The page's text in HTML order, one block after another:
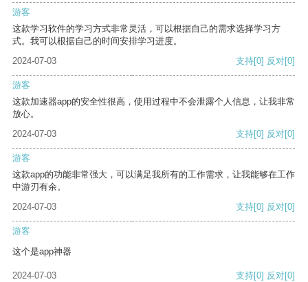
游客
这款学习软件的学习方式非常灵活，可以根据自己的需求选择学习方
式。我可以根据自己的时间安排学习进度。
2024-07-03
支持[0] 反对[0]
游客
这款加速器app的安全性很高，使用过程中不会泄露个人信息，让我非常
放心。
2024-07-03
支持[0] 反对[0]
游客
这款app的功能非常强大，可以满足我所有的工作需求，让我能够在工作
中游刃有余。
2024-07-03
支持[0] 反对[0]
游客
这个是app神器
2024-07-03 支持[0] 反对[0]